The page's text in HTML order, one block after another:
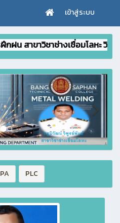
เข้าสู่ระบบ
าวิชาช่างเชื่อมโลหะ วิทยาลัย
PLC